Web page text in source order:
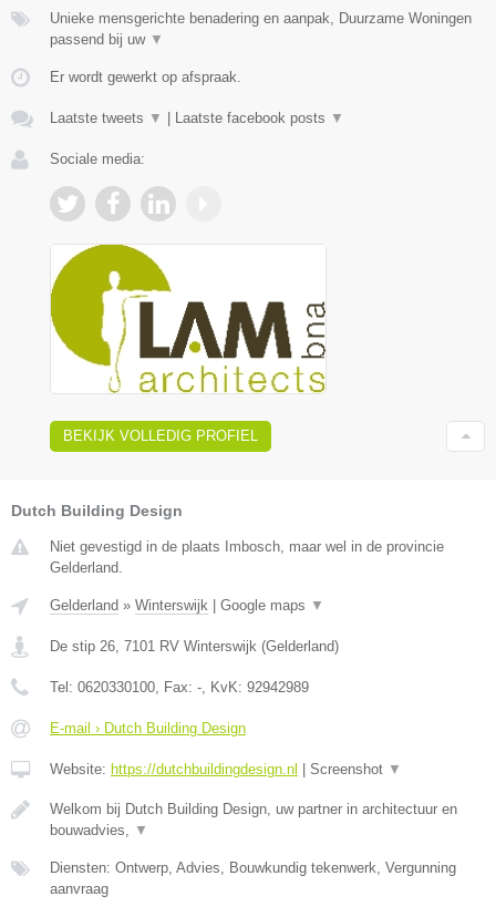
Unieke mensgerichte benadering en aanpak, Duurzame Woningen
passend bij uw ▼
Er wordt gewerkt op afspraak.
Laatste tweets ▼ | Laatste facebook posts ▼
Sociale media:
BEKIJK VOLLEDIG PROFIEL
Dutch Building Design
Niet gevestigd in de plaats Imbosch, maar wel in de provincie
Gelderland.
Gelderland » Winterswijk | Google maps ▼
De stip 26 7101 RV Winterswijk (Gelderland)
Tel: 0620330100 , Fax: - , KvK: 92942989
E-mail › Dutch Building Design
Website: https://dutchbuildingdesign.nl | Screenshot ▼
Welkom bij Dutch Building Design, uw partner in architectuur en
bouwadvies,
▼
Diensten: Ontwerp, Advies, Bouwkundig tekenwerk, Vergunning
aanvraag